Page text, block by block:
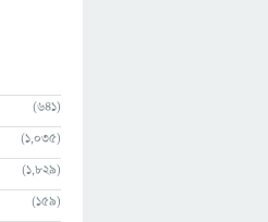
(641)
(1,035)
(1,829)
(159)